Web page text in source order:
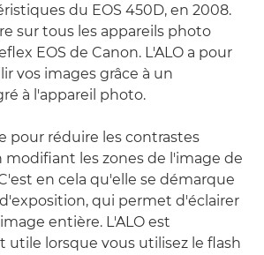
du EOS 450D, en 2008.
sur tous les appareils photo
EOS de Canon. L'ALO a pour
vos images grâce à un
à l'appareil photo.
pour réduire les contrastes
modifiant les zones de l'image de
en cela qu'elle se démarque
qui permet d'éclairer
entière. L'ALO est
utile lorsque vous utilisez le flash